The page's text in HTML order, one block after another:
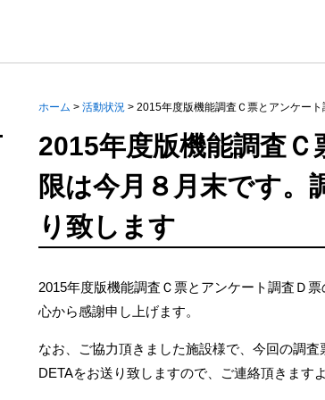
ホーム > 活動状況 > 2015年度版機能調査Ｃ票とアンケー
2015年度版機能調査
限は今月８月末です。
り致します
2015年度版機能調査Ｃ票とアンケート調査Ｄ
心から感謝申し上げます。
なお、ご協力頂きました施設様で、今回の調
DETAをお送り致しますので、ご連絡頂きます